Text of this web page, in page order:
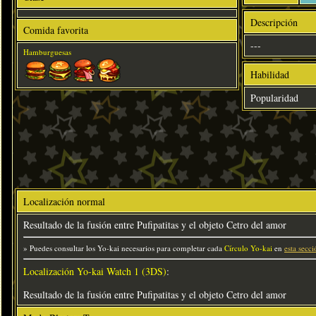
Comida favorita
Hamburguesas
Descripción
---
Habilidad
Popularidad
Localización normal
Resultado de la fusión entre Pufipatitas y el objeto Cetro del amor
» Puedes consultar los Yo-kai necesarios para completar cada Círculo Yo-kai en esta
Localización Yo-kai Watch 1 (3DS):
Resultado de la fusión entre Pufipatitas y el objeto Cetro del amor